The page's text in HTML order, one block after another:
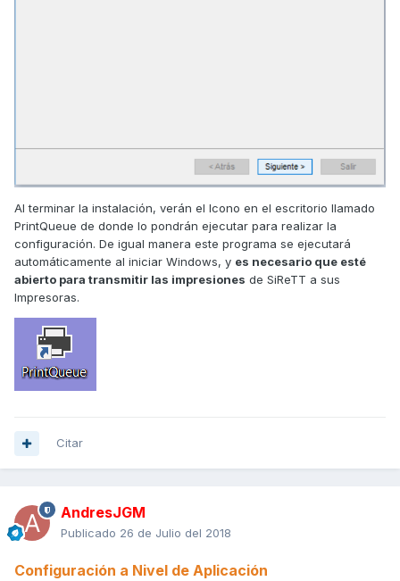
Al terminar la instalación, verán el Icono en el escritorio llamado
PrintQueue de donde lo pondrán ejecutar para realizar la
configuración. De igual manera este programa se ejecutará
automáticamente al iniciar Windows, y es necesario que esté
abierto para transmitir las impresiones de SiReTT a sus
Impresoras.
Citar
AndresJGM
Publicado 26 de Julio del 2018
Configuración a Nivel de Aplicación